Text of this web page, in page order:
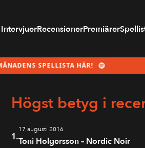
IntervjuerRecensionerPremiärer
HÄR! NY
Högst betyg i
1.
17 augusti 2016
Toni Holgersson – Nordic Noir